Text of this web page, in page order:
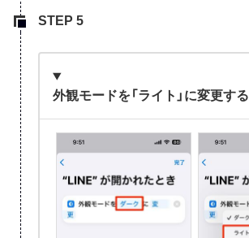
外観モードを「ライト」に変更する